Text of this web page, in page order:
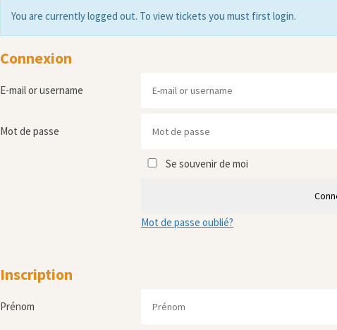
You are currently logged out. To view tickets you must first login.
Connexion
E-mail or username
Mot de passe
Se souvenir de moi
Mot de passe oublié?
Inscription
Prénom